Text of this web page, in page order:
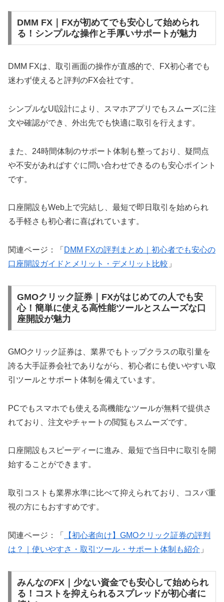
DMM FX｜FXが初めてでも安心して始められ
る！シンプルな操作と手厚いサポートが魅力
DMM FXは、取引画面の操作が直感的で、FX初心者でも
迷わず使えると評判のFX会社です。
シンプルなUI設計により、スマホアプリでもスムーズに注
文や確認ができ、外出先でも快適に取引を行えます。
また、24時間体制のサポート体制も整っており、疑問点
や不安があればすぐに問い合わせできるのも安心ポイント
です。
口座開設もWeb上で完結し、最短で即日取引を始められ
る手軽さも初心者に喜ばれています。
関連ページ：「 DMM FXの評判まとめ｜初心者でも安心の
口座開設ガイドとメリット・デメリット比較 」
GMOクリック証券｜FXがはじめての人でも安
心！簡単に使える高性能ツールとスムーズな口
座開設が魅力
GMOクリック証券は、業界でもトップクラスの取引量を
誇る大手証券会社でありながら、初心者にも使いやすい取
引ツールとサポート体制を備えています。
PCでもスマホでも使える高機能なツールが無料で提供さ
れており、注文やチャートの閲覧もスムーズです。
口座開設もスピーディーに進み、最短で当日中に取引を開
始することができます。
取引コストも業界水準に比べて抑えられており、コスパ重
視の方にもおすすめです。
関連ページ：「
【初心者向け】GMOクリック証券の評判
は？｜使いやすさ・取引ツール・サポート体制も紹介 」
みんなのFX｜少ない資金でも安心して始められ
る！コストを抑えられるスプレッドが初心者に